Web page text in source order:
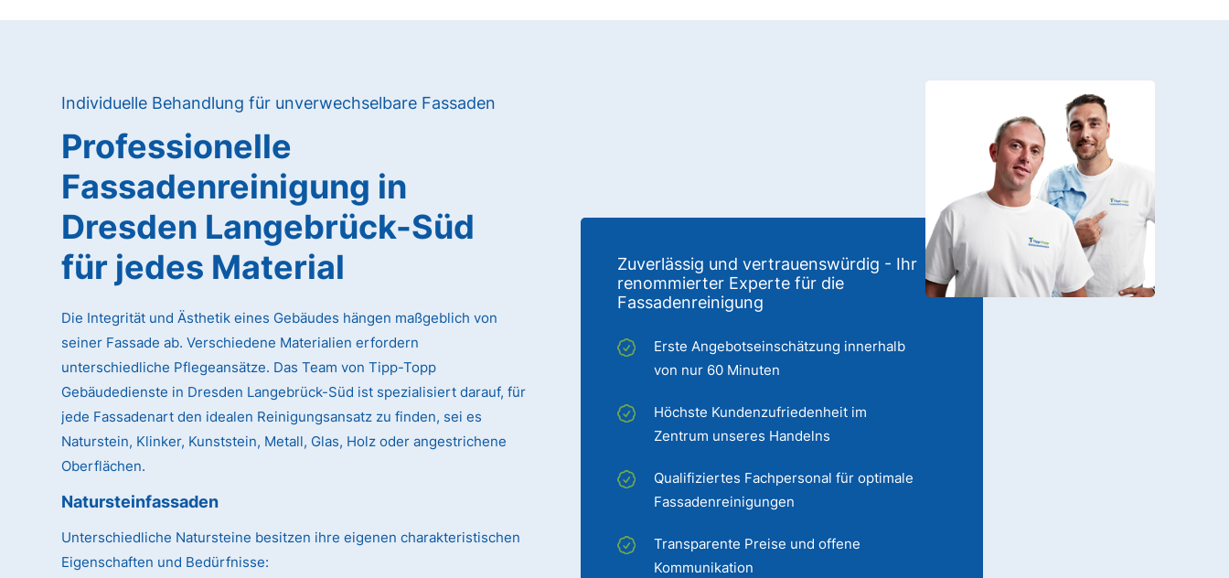
Individuelle Behandlung für unverwechselbare Fassaden
Zuverlässig und vertrauenswürdig - Ihr
renommierter Experte für die
Fassadenreinigung
Erste Angebotseinschätzung innerhalb
von nur 60 Minuten
Höchste Kundenzufriedenheit im
Zentrum unseres Handelns
Qualifiziertes Fachpersonal für optimale
Fassadenreinigungen
Transparente Preise und offene
Kommunikation
Professionelle
Fassadenreinigung in
Dresden Langebrück-Süd
für jedes Material
Die Integrität und Ästhetik eines Gebäudes hängen maßgeblich von
seiner Fassade ab. Verschiedene Materialien erfordern
unterschiedliche Pflegeansätze. Das Team von Tipp-Topp
Gebäudedienste in Dresden Langebrück-Süd ist spezialisiert darauf, für
jede Fassadenart den idealen Reinigungsansatz zu finden, sei es
Naturstein, Klinker, Kunststein, Metall, Glas, Holz oder angestrichene
Oberflächen.
Natursteinfassaden
Unterschiedliche Natursteine besitzen ihre eigenen charakteristischen
Eigenschaften und Bedürfnisse: